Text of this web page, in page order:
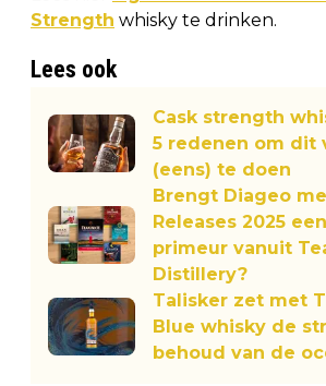
Strength whisky te drinken.
Lees ook
Cask strength
5 redenen om dit
(eens) te doen
Brengt Diageo
Releases 2025
primeur vanuit
Distillery?
Talisker zet met
Blue whisky de
behoud van de